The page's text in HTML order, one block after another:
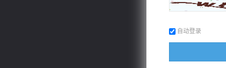
自动登录